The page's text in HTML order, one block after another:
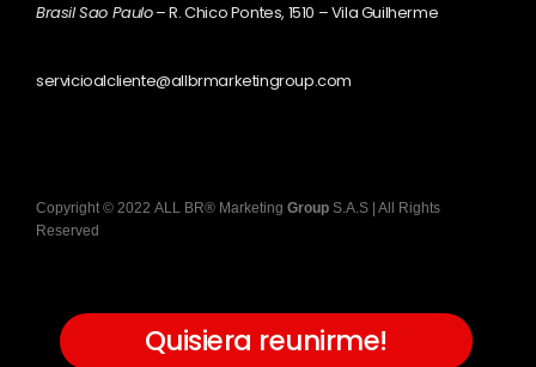
Brasil Sao Paulo– R. Chico Pontes, 1510 – Vila Guilherme
servicioalcliente@allbrmarketingroup.com
Copyright © 2022 ALL BR® Marketing Group S.A.S | All Rights
Reserved
Quisiera reunirme!